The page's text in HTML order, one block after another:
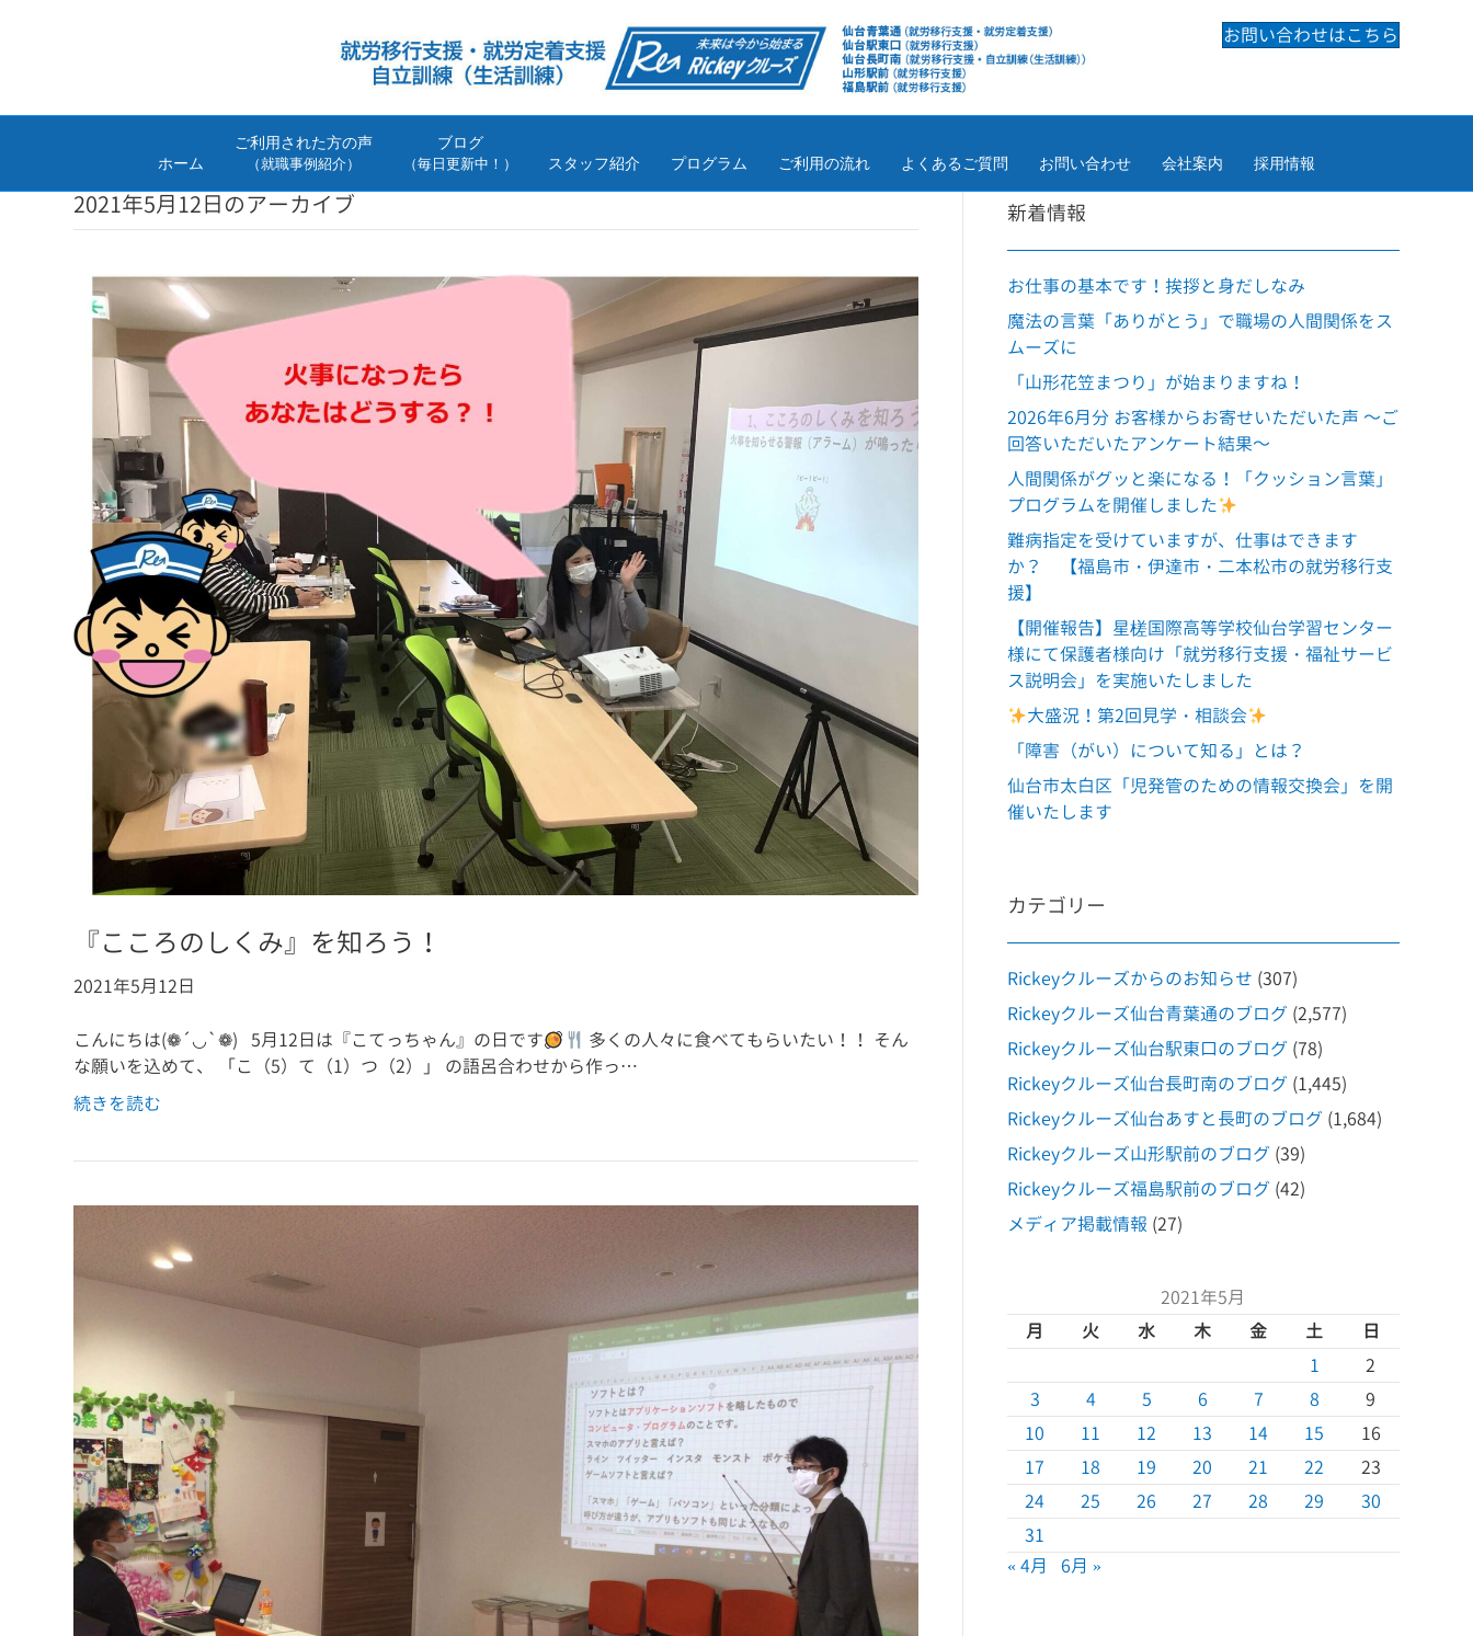
ホーム
ご利用された方の声
（就職事例紹介）
ブログ
（毎日更新中！） スタッフ紹介 プログラム ご利用の流れ よくあるご質問 お問い合わせ 会社案内 採用情報
お問い合わせはこちら
2021年5月12日のアーカイブ
『こころのしくみ』を知ろう！
2021年5月12日
こんにちは(❁´◡`❁) 5月12日は『こてっちゃん』の日です
多くの人々に食べてもらいたい！！ そん
な願いを込めて、 「こ（5）て（1）つ（2）」 の語呂合わせから作っ…
続きを読む
新着情報
お仕事の基本です！挨拶と身だしなみ
魔法の言葉「ありがとう」で職場の人間関係をス
ムーズに
「山形花笠まつり」が始まりますね！
2026年6月分 お客様からお寄せいただいた声 ～ご
回答いただいたアンケート結果～
人間関係がグッと楽になる！「クッション言葉」
プログラムを開催しました
難病指定を受けていますが、仕事はできます
か？ 【福島市・伊達市・二本松市の就労移行支
援】
【開催報告】星槎国際高等学校仙台学習センター
様にて保護者様向け「就労移行支援・福祉サービ
ス説明会」を実施いたしました
大盛況！第2回見学・相談会
「障害（がい）について知る」とは？
仙台市太白区「児発管のための情報交換会」を開
催いたします
カテゴリー
Rickeyクルーズからのお知らせ (307)
Rickeyクルーズ仙台青葉通のブログ (2,577)
Rickeyクルーズ仙台駅東口のブログ (78)
Rickeyクルーズ仙台長町南のブログ (1,445)
Rickeyクルーズ仙台あすと長町のブログ (1,684)
Rickeyクルーズ山形駅前のブログ (39)
Rickeyクルーズ福島駅前のブログ (42)
メディア掲載情報 (27)
2021年5月
月
火 水 木 金 土
日
1
2
3
4 5 6 7 8
9
10
11 12 13 14 15
16
17
18 19 20 21 22
23
24
25 26 27 28 29
30
31
« 4月
6月 »